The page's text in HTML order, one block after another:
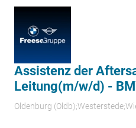
Assistenz der
Leitung(m/w/d) -
Oldenburg